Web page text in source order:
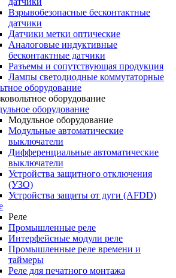
Взрывобезопасные бесконтактные
датчики
Датчики метки оптические
Аналоговые индуктивные
бесконтактные датчики
Разъемы и сопутствующая продукция
Лампы светодиодные коммутаторные
оборудование
оборудование
оборудование
Модульное оборудование
Модульные автоматические
выключатели
Дифференциальные автоматические
выключатели
Устройства защитного отключения
(УЗО)
Устройства защиты от дуги (AFDD)
Реле
Промышленные реле
Интерфейсные модули реле
Промышленные реле времени и
таймеры
Реле для печатного монтажа